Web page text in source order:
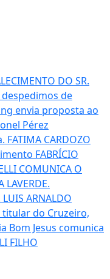
DO SR.
despedimos de
envia proposta ao
Pérez
CARDOZO
FABRÍCIO
COMUNICA O
LAVERDE.
ARNALDO
titular do Cruzeiro,
Bom Jesus comunica
FILHO